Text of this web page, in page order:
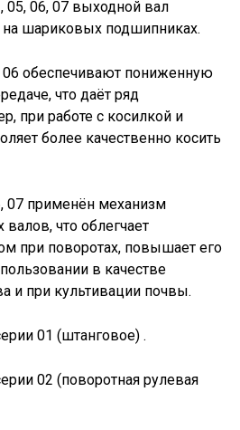
05, 06, 07 выходной вал
на шариковых подшипниках.
06 обеспечивают пониженную
что даёт ряд
при работе с косилкой и
более качественно косить
07 применён механизм
что облегчает
при поворотах, повышает его
в качестве
и при культивации почвы.
01 (штанговое) .
02 (поворотная рулевая